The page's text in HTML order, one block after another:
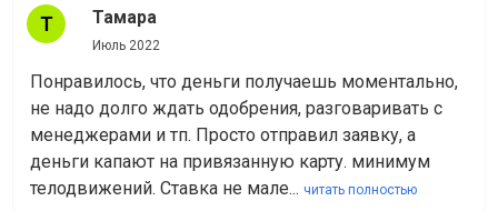
Тамара
Июль 2022
Понравилось, что деньги получаешь моментально,
не надо долго ждать одобрения, разговаривать с
менеджерами и тп. Просто отправил заявку, а
деньги капают на привязанную карту. минимум
телодвижений. Ставка не мале... читать полностью